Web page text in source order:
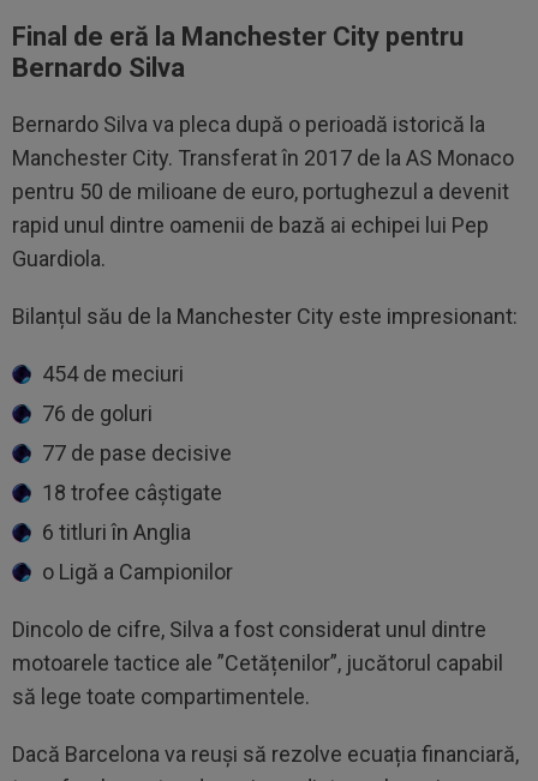
Final de eră la Manchester City pentru
Bernardo Silva
Bernardo Silva va pleca după o perioadă istorică la
Manchester City. Transferat în 2017 de la AS Monaco
pentru 50 de milioane de euro, portughezul a devenit
rapid unul dintre oamenii de bază ai echipei lui Pep
Guardiola.
Bilanțul său de la Manchester City este impresionant:
454 de meciuri
76 de goluri
77 de pase decisive
18 trofee câștigate
6 titluri în Anglia
o Ligă a Campionilor
Dincolo de cifre, Silva a fost considerat unul dintre
motoarele tactice ale ”Cetățenilor”, jucătorul capabil
să lege toate compartimentele.
Dacă Barcelona va reuși să rezolve ecuația financiară,